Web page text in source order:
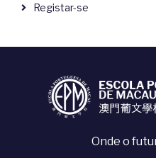
Registar-se
Onde o